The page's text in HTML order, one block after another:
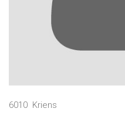
6010 Kriens